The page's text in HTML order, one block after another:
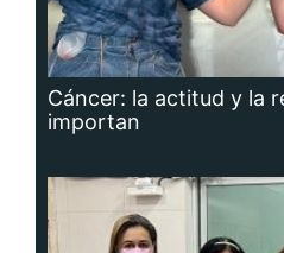
Cáncer: la actitud y la
importan